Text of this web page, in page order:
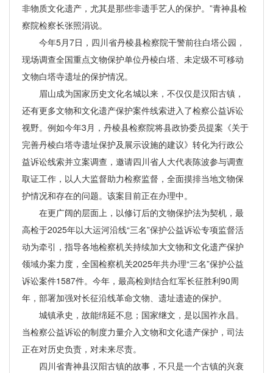
非物质文化遗产，尤其是那些非遗手艺人的保护。”青神县检
察院检察长张照涓说。
今年5月7日，四川省丹棱县检察院干警前往白塔公园，
现场调查全国重点文物保护单位丹棱白塔、未定级不可移动
文物白塔寺遗址的保护情况。
眉山成为国家历史文化名城以来，不仅仅是汉阳古镇，
还有更多文物和文化遗产保护案件线索进入了检察公益诉讼
视野。例如今年3月，丹棱县检察院将县政协委员提案《关于
完善丹棱白塔寺遗址保护及展示设施的建议》转化为行政公
益诉讼线索并立案调查，邀请四川省人大代表陈波参与调查
取证工作，以人大监督助力检察监督，全面摸排当地文物保
护情况和存在的问题。该案目前正在办理中。
在更广阔的层面上，以修订后的文物保护法为契机，最
高检于2025年以大运河沿线“三名”保护公益诉讼专项监督活
动为牵引，指导各地检察机关持续加大文物和文化遗产保护
领域办案力度，全国检察机关2025年共办理“三名”保护公益
诉讼案件1587件。今年，最高检则结合红军长征胜利90周
年，部署加强对长征沿线革命文物、遗址遗迹的保护。
城镇承史，故能绵延不息；国家继文，是以国祚永昌。
当检察公益诉讼的制度力量介入文物和文化遗产保护，司法
正在对历史负责，对未来尽责。
四川省青神县汉阳古镇的故事，不只是一个古镇的兴衰